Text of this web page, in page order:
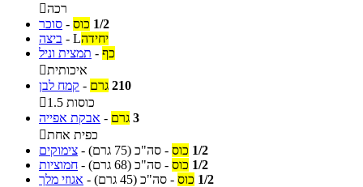
רכה
סוכר - 1/2 כוס
ביצה - יחידהL
תמצית וניל - כף
איכותית
קמח לבן - 210 גרם

1.5 כוסות
אבקת אפייה - 3 גרם
כפית אחת
צימוקים - 1/2 כוס - סה"כ (75 גרם)
חמוציות - 1/2 כוס - סה"כ (68 גרם)
אגוזי מלך - 1/2 כוס - סה"כ (45 גרם)